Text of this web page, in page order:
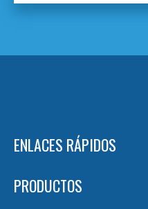
ENLACES RÁPIDOS
PRODUCTOS